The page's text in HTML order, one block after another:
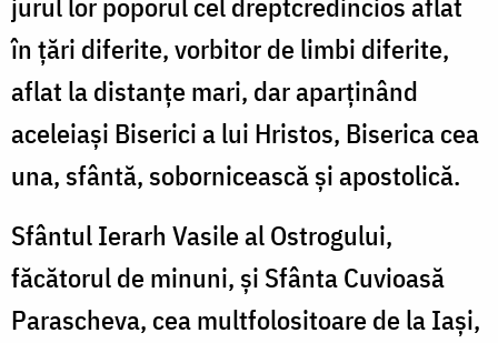
în ţări diferite, vorbitor de limbi diferite,
aflat la distanţe mari, dar aparţinând
aceleiaşi Biserici a lui Hristos, Biserica cea
una, sfântă, sobornicească şi apostolică.
Sfântul Ierarh Vasile al Ostrogului,
făcătorul de minuni, şi Sfânta Cuvioasă
Parascheva, cea multfolositoare de la Iaşi,